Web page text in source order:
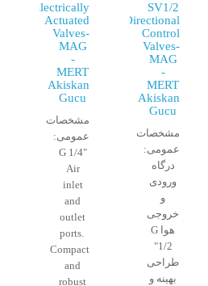
SV1/2
Directional
Control
Valves-
MAG
-
MERT
Akiskan
Gucu
مشخصات
عمومی:
درگاه
ورودی
و
خروجی
هوا G
1/2"
طراحی
بهینه و
Electrically
Actuated
Valves-
MAG
-
MERT
Akiskan
Gucu
مشخصات
عمومی:
G 1/4"
Air
inlet
and
outlet
ports.
Compact
and
robust